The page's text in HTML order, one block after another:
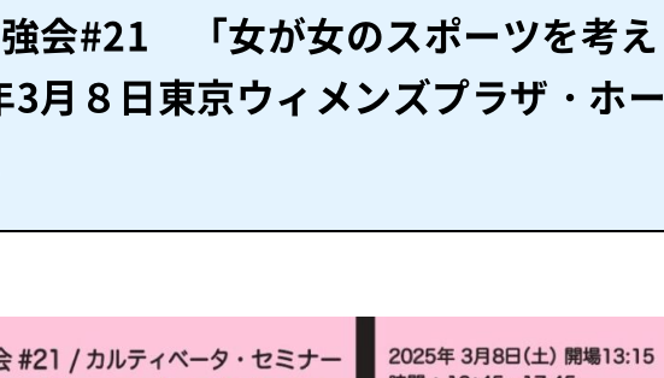
会#21 「女が女のスポーツを考え
3月８日東京ウィメンズプラザ・ホー